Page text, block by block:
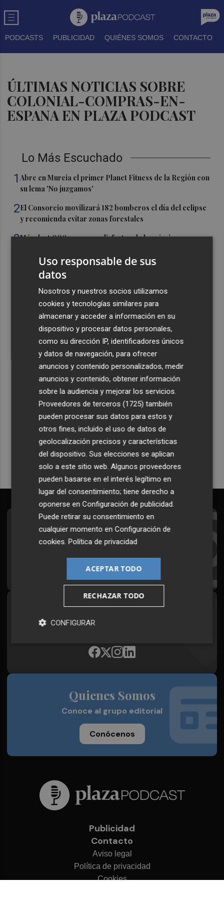
PODCASTS PUBLICIDAD QUIÉNES SOMOS CONTACTO
ÚLTIMAS NOTICIAS SOBRE
COLONIAL-COMPRAS-EN-
ESPANA EN PLAZA PODCAST
Lo Más Escuchado
1Abre en Murcia el primer Planet Fitness de la Región con
su lema 'No juzgamos'
2El Consorcio movilizará 182 bomberos el día del eclipse
y recomienda evitar zonas forestales
3Más de 4.000 personas disfrutan de las piscinas
semanas
Alicante concede licencia a Digital Corner para que
restaure la legalidad en los antiguos cines de Panoramis
donde está la sede de la Cámara
Elche inicia el trámite para declarar las Embajadas de
Moros y Cristianos como Bien de Relevancia Local
Recibe toda la actualidad de
Plaza Podcast en tu correo
Quiero suscribirme
Suscríbete al Boletín
Todos los días a primera hora en tu email
¡Quiero suscribirme!
Síguenos en redes
Plaza Podcast, desde cualquier medio
Quienes Somos
Conoce al grupo editorial
Conócenos
Publicidad
Contacto
Aviso legal
Política de privacidad
Cookies
Uso responsable de sus
datos
Nosotros y nuestros socios utilizamos
cookies y tecnologías similares para
almacenar y acceder a información en su
dispositivo y procesar datos personales,
como su dirección IP, identificadores únicos
y datos de navegación, para ofrecer
anuncios y contenido personalizados, medir
anuncios y contenido, obtener información
sobre la audiencia y mejorar los servicios.
Proveedores de terceros (1725) también
pueden procesar sus datos para estos y
otros fines, incluido el uso de datos de
geolocalización precisos y características
del dispositivo. Sus elecciones se aplican
solo a este sitio web. Algunos proveedores
pueden basarse en el interés legítimo en
lugar del consentimiento; tiene derecho a
oponerse enConfiguración de publicidad.
Puede retirar su consentimiento en
cualquier momento enConfiguración de
cookies.Política de privacidad
ACEPTAR TODO
RECHAZAR TODO
CONFIGURAR